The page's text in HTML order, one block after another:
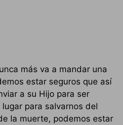
más va a mandar una
estar seguros que así
a su Hijo para ser
para salvarnos del
la muerte, podemos estar